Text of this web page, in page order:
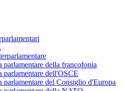
parlamentare della francofonia
parlamentare dell'OSCE
parlamentare del Consiglio d'Europa